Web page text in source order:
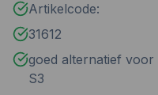
Artikelcode:
31612
goed alternatief
S3